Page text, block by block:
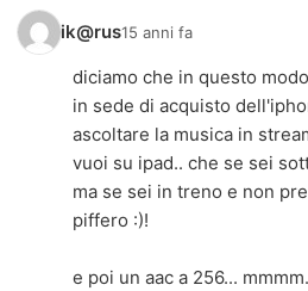
ik@rus15 anni fa
diciamo che in questo
in sede di acquisto
ascoltare la musica in
vuoi su ipad.. che se sei
ma se sei in treno e non
piffero :)!
e poi un aac a 256...